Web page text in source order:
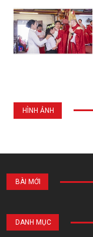
HÌNH ẢNH
BÀI MỚI
DANH MỤC